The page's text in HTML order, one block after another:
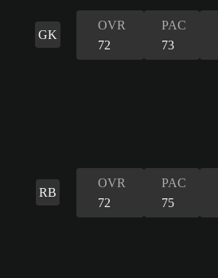
GK
OVR
72
PAC
73
RB
OVR
72
PAC
75